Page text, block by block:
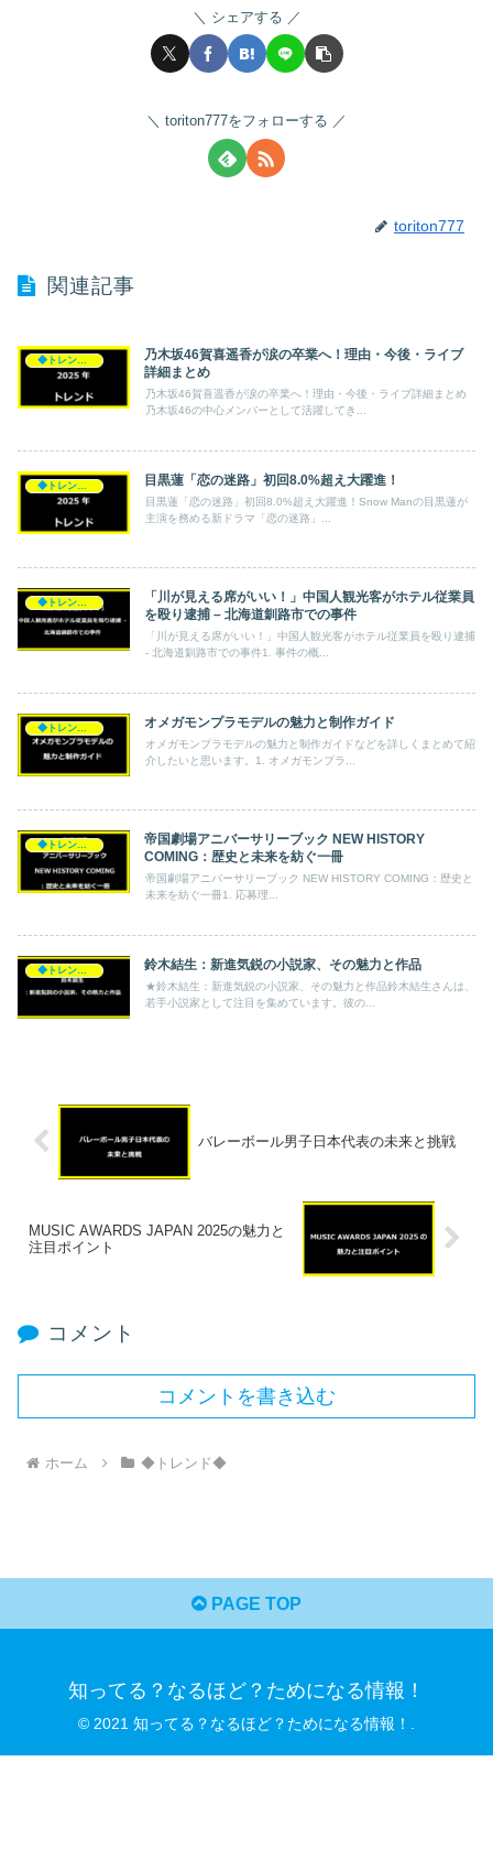
シェアする
toriton777をフォローする
toriton777
関連記事
乃木坂46賀喜遥香が涙の卒業へ！理由・今後・ライブ
詳細まとめ
乃木坂46賀喜遥香が涙の卒業へ！理由・今後・ライブ詳細まとめ
乃木坂46の中心メンバーとして活躍してき...
目黒蓮「恋の迷路」初回8.0%超え大躍進！
目黒蓮「恋の迷路」初回8.0%超え大躍進！Snow Manの目黒蓮が
主演を務める新ドラマ「恋の迷路」...
「川が見える席がいい！」中国人観光客がホテル従業員
を殴り逮捕 – 北海道釧路市での事件
「川が見える席がいい！」中国人観光客がホテル従業員を殴り逮捕
- 北海道釧路市での事件1. 事件の概...
オメガモンプラモデルの魅力と制作ガイド
オメガモンプラモデルの魅力と制作ガイドなどを詳しくまとめて紹
介したいと思います。1. オメガモンプラ...
帝国劇場アニバーサリーブック NEW HISTORY
COMING：歴史と未来を紡ぐ一冊
帝国劇場アニバーサリーブック NEW HISTORY COMING：歴史と
未来を紡ぐ一冊1. 応募理...
鈴木結生：新進気鋭の小説家、その魅力と作品
★鈴木結生：新進気鋭の小説家、その魅力と作品鈴木結生さんは、
若手小説家として注目を集めています。彼の...
バレーボール男子日本代表の未来と挑戦
MUSIC AWARDS JAPAN 2025の魅力と
注目ポイント
コメント
コメントを書き込む
ホーム ◆トレンド◆
PAGE TOP
知ってる？なるほど？ためになる情報！
© 2021 知ってる？なるほど？ためになる情報！.